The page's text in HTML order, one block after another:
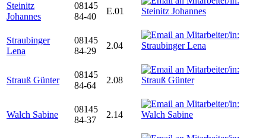
Steinitz
Johannes
08145
84-40
E.01
Straubinger
Lena
08145
84-29
2.04
Strauß Günter
08145
84-64
2.08
Walch Sabine
08145
84-37
2.14